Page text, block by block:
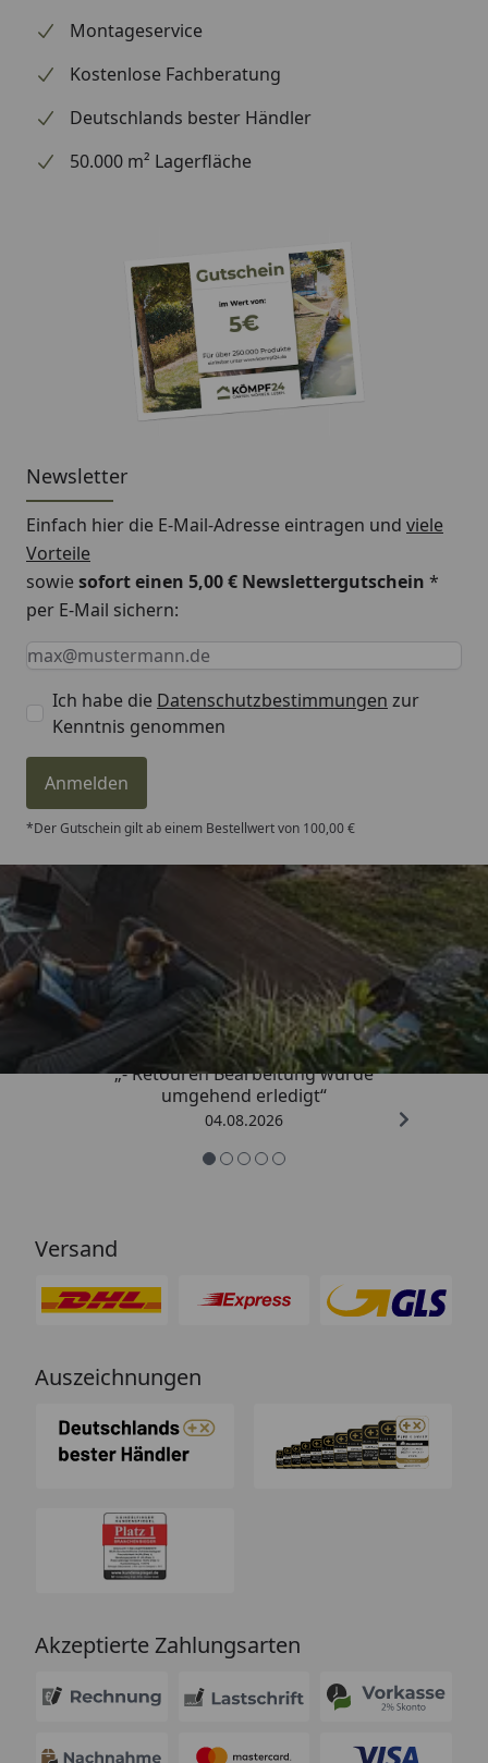
Montageservice
Kostenlose Fachberatung
Deutschlands bester Händler
50.000 m² Lagerfläche
Newsletter
Einfach hier die E-Mail-Adresse eintragen und viele
Vorteile
sowiesofort einen 5,00 € Newslettergutschein *
per E-Mail sichern:
Keine Eingabe erforderlich
Eingabe erforderlich
E-Mail *
Ich habe die Datenschutzbestimmungen zur
Kenntnis genommen
Anmelden
*Der Gutschein gilt ab einem Bestellwert von 100,00 €
Trusted Shops
4,81/ 5
„- Retouren Bearbeitung wurde
umgehend erledigt“
04.08.2026
Versand
Auszeichnungen
Akzeptierte Zahlungsarten